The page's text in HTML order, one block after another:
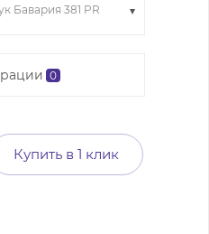
Бавария 381 PR
0
Купить в 1 клик